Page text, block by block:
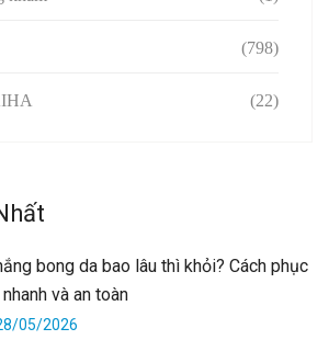
(798)
(22)
bong da bao lâu thì khỏi? Cách phục
và an toàn
05/2026